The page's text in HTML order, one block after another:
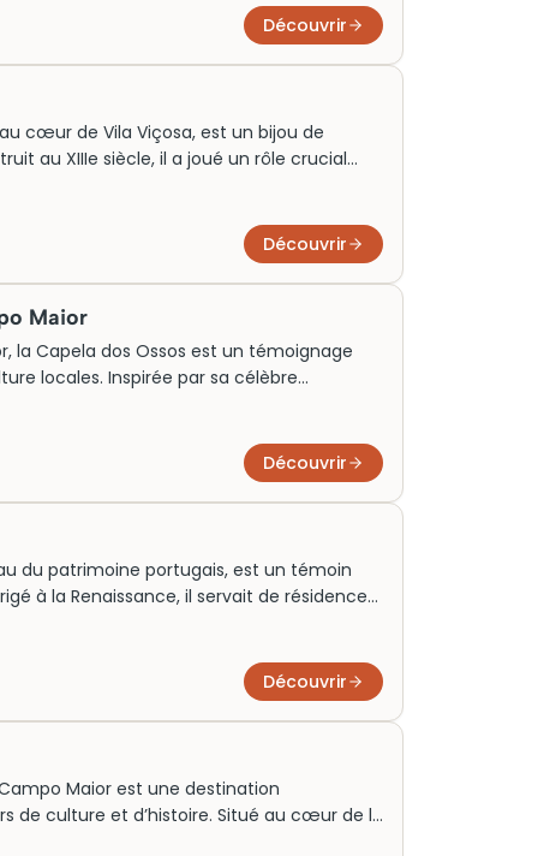
par ses panoramas pittoresques sur la
peuvent également savourer une
à son restaurant sur place.
Découvrir
cœur de Vila Viçosa, est un bijou de
au XIIIe siècle, il a joué un rôle crucial
Aujourd’hui, il offre une plongée
attirant les passionnés d’histoire et
Découvrir
Maior
la Capela dos Ossos est un témoignage
locales. Inspirée par sa célèbre
la fragilité de la vie et la foi éternelle.
elle invite à la réflexion sur notre propre
Découvrir
du patrimoine portugais, est un témoin
à la Renaissance, il servait de résidence
immersive dans la vie fastueuse de la
artistique de l’époque.
Découvrir
Maior est une destination
de culture et d’histoire. Situé au cœur de la